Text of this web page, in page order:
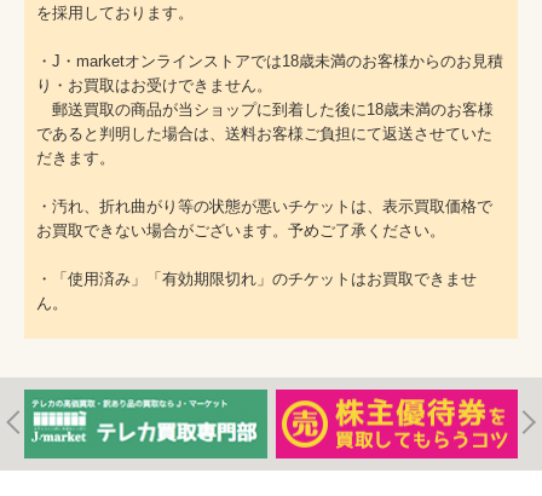
を採用しております。
・J・marketオンラインストアでは18歳未満のお客様からのお見積
り・お買取はお受けできません。
郵送買取の商品が当ショップに到着した後に18歳未満のお客様
であると判明した場合は、送料お客様ご負担にて返送させていた
だきます。
・汚れ、折れ曲がり等の状態が悪いチケットは、表示買取価格で
お買取できない場合がございます。予めご了承ください。
・「使用済み」「有効期限切れ」のチケットはお買取できませ
ん。